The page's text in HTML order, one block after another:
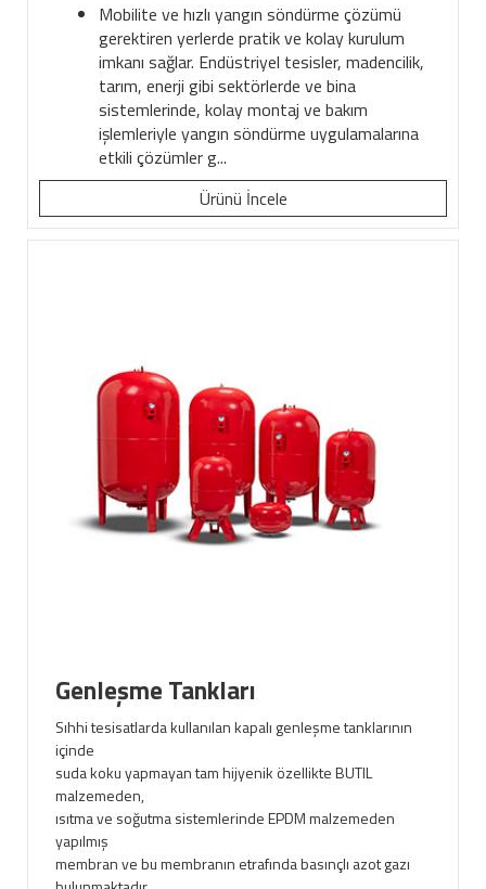
Mobilite ve hızlı yangın söndürme çözümü
gerektiren yerlerde pratik ve kolay kurulum
imkanı sağlar. Endüstriyel tesisler, madencilik,
tarım, enerji gibi sektörlerde ve bina
sistemlerinde, kolay montaj ve bakım
işlemleriyle yangın söndürme uygulamalarına
etkili çözümler g...
Ürünü İncele
Genleşme Tankları
Sıhhi tesisatlarda kullanılan kapalı genleşme tanklarının
içinde
suda koku yapmayan tam hijyenik özellikte BUTIL
malzemeden,
ısıtma ve soğutma sistemlerinde EPDM malzemeden
yapılmış
membran ve bu membranın etrafında basınçlı azot gazı